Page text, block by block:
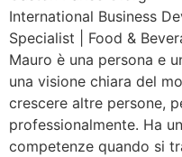
International Business
Specialist | Food &
Mauro è una persona e
una visione chiara del
crescere altre persone,
professionalmente. Ha
competenze quando si